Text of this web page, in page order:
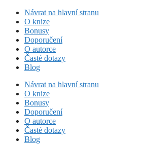
Přeskočit
obsah
Návrat na hlavní stranu
O knize
Bonusy
Doporučení
O autorce
Časté dotazy
Blog
Návrat na hlavní stranu
O knize
Bonusy
Doporučení
O autorce
Časté dotazy
Blog